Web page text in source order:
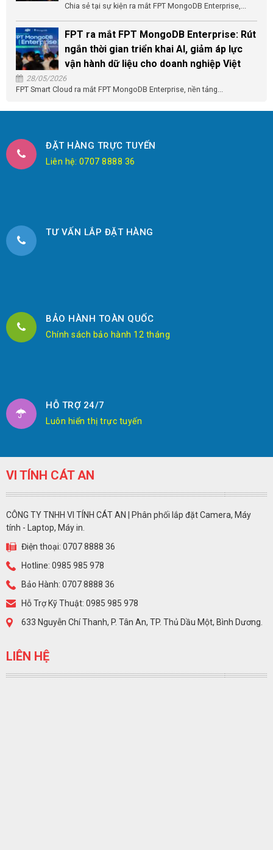
Chia sẻ tại sự kiện ra mắt FPT MongoDB Enterprise,...
FPT ra mắt FPT MongoDB Enterprise: Rút
ngắn thời gian triển khai AI, giảm áp lực
vận hành dữ liệu cho doanh nghiệp Việt
28/05/2026
FPT Smart Cloud ra mắt FPT MongoDB Enterprise, nền tảng...
ĐẶT HÀNG TRỰC TUYẾN
Liên hệ: 0707 8888 36
TƯ VẤN LẮP ĐẶT HÀNG
BẢO HÀNH TOÀN QUỐC
Chính sách bảo hành 12 tháng
HỖ TRỢ 24/7
Luôn hiển thị trực tuyến
VI TÍNH CÁT AN
CÔNG TY TNHH VI TÍNH CÁT AN | Phân phối lắp đặt Camera, Máy
tính - Laptop, Máy in.
Điện thoại: 0707 8888 36
Hotline: 0985 985 978
Bảo Hành: 0707 8888 36
Hỗ Trợ Kỹ Thuật: 0985 985 978
633 Nguyễn Chí Thanh, P. Tân An, TP. Thủ Dầu Một, Bình Dương.
LIÊN HỆ